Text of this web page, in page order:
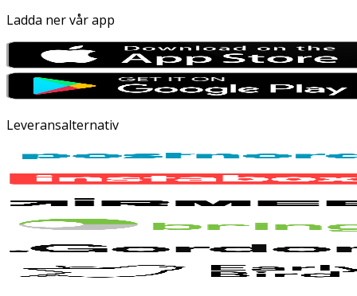
Ladda ner vår app
Leveransalternativ